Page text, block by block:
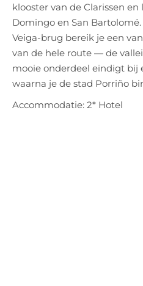
klooster van de Clarissen
Domingo en San
Veiga-brug bereik je een
van de hele route — de
mooie onderdeel eindigt bij
waarna je de stad Porriño
Accommodatie: 2* Hotel